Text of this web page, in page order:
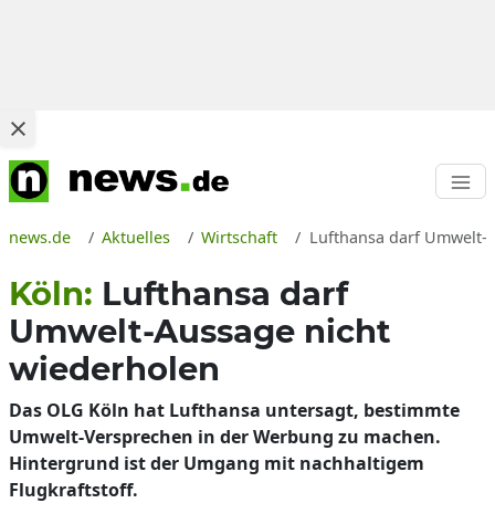
news.de Aktuelles Wirtschaft Lufthansa darf Umwelt-
Köln: Lufthansa darf
Umwelt-Aussage nicht
wiederholen
Das OLG Köln hat Lufthansa untersagt, bestimmte
Umwelt-Versprechen in der Werbung zu machen.
Hintergrund ist der Umgang mit nachhaltigem
Flugkraftstoff.